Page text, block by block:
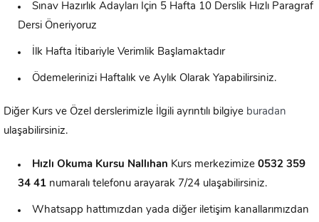
Sınav Hazırlık Adayları İçin 5 Hafta 10 Derslik Hızlı Paragraf
Dersi Öneriyoruz
İlk Hafta İtibariyle Verimlik Başlamaktadır
Ödemelerinizi Haftalık ve Aylık Olarak Yapabilirsiniz.
Diğer Kurs ve Özel derslerimizle İlgili ayrıntılı bilgiye buradan
ulaşabilirsiniz.
Hızlı Okuma Kursu Nallıhan Kurs merkezimize 0532 359
34 41 numaralı telefonu arayarak 7/24 ulaşabilirsiniz.
Whatsapp hattımızdan yada diğer iletişim kanallarımızdan